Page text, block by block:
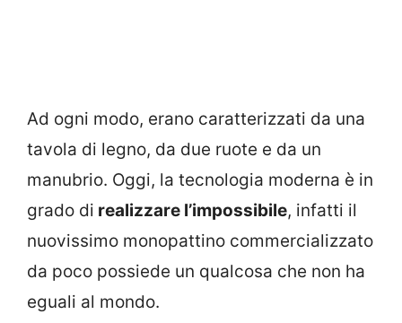
Ad ogni modo, erano caratterizzati da una
tavola di legno, da due ruote e da un
manubrio. Oggi, la tecnologia moderna è in
grado di realizzare l’impossibile, infatti il
nuovissimo monopattino commercializzato
da poco possiede un qualcosa che non ha
eguali al mondo.